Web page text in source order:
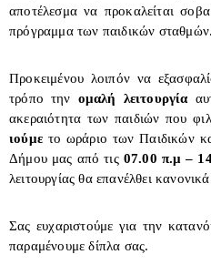
αποτέλεσμα να προκαλείται
πρόγραμμα των παιδικών σταθμών.
Προκειμένου λοιπόν να
τρόπο την ομαλή λειτουργία
ακεραιότητα των παιδιών που
ιούμε το ωράριο των Παιδικών
Δήμου μας από τις07.00 π.μ –
λειτουργίας θα επανέλθει
Σας ευχαριστούμε για την
παραμένουμε δίπλα σας.